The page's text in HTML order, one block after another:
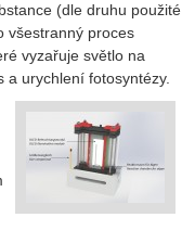
(dle druhu použité
všestranný proces
vyzařuje světlo na
urychlení fotosyntézy.